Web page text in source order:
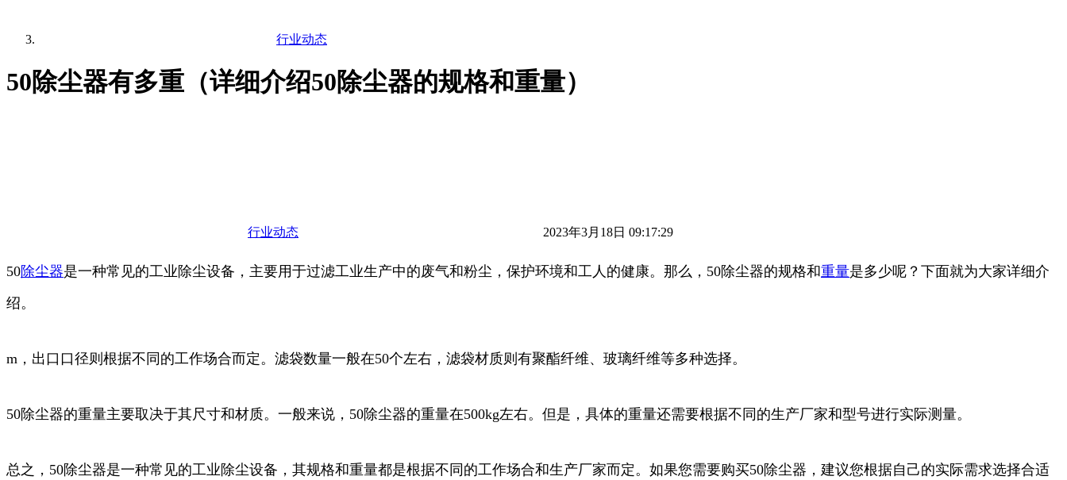
行业动态
50除尘器有多重（详细介绍50除尘器的规格和重量）
行业动态 2023年3月18日 09:17:29
50除尘器是一种常见的工业除尘设备，主要用于过滤工业生产中的废气和粉尘，保护环境和工人的健康。那么，50除尘器的规格和重量是多少呢？下面就为大家详细介
绍。
m，出口口径则根据不同的工作场合而定。滤袋数量一般在50个左右，滤袋材质则有聚酯纤维、玻璃纤维等多种选择。
50除尘器的重量主要取决于其尺寸和材质。一般来说，50除尘器的重量在500kg左右。但是，具体的重量还需要根据不同的生产厂家和型号进行实际测量。
总之，50除尘器是一种常见的工业除尘设备，其规格和重量都是根据不同的工作场合和生产厂家而定。如果您需要购买50除尘器，建议您根据自己的实际需求选择合适